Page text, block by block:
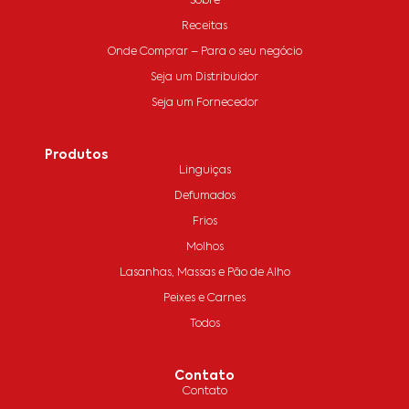
Receitas
Onde Comprar – Para o seu negócio
Seja um Distribuidor
Seja um Fornecedor
Produtos
Linguiças
Defumados
Frios
Molhos
Lasanhas, Massas e Pão de Alho
Peixes e Carnes
Todos
Contato
Contato